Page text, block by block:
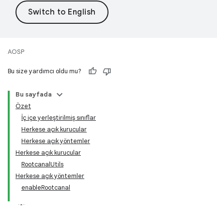
AOSP
Bu size yardımcı oldu mu?
Bu sayfada
Özet
İç içe yerleştirilmiş sınıflar
Herkese açık kurucular
Herkese açık yöntemler
Herkese açık kurucular
RootcanalUtils
Herkese açık yöntemler
enableRootcanal